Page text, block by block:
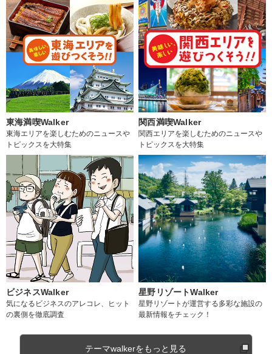
東海満喫Walker
東海エリアを楽しむためのニュースや
トピックスを大特集
関西満喫Walker
関西エリアを楽しむためのニュースや
トピックスを大特集
ビジネスWalker
気になるビジネスのアレコレ、ヒット
の裏側を徹底調査
星野リゾートWalker
星野リゾートが運営する多彩な施設の
最新情報をチェック！
テーマwalkerをもっと見る